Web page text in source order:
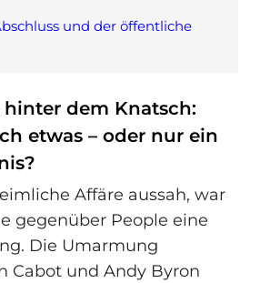
und der öffentliche
dem Knatsch:
etwas – oder nur ein
Affäre aussah, war
gegenüber People eine
Die Umarmung
Cabot und Andy Byron